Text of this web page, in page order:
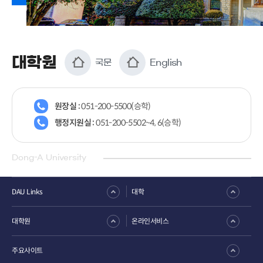
대학원 국문 English
원장실 :051-200-5500(승학)
행정지원실 :051-200-5502~4, 6(승학)
Dong-A University
DAU Links 대학
대학원 온라인서비스
주요사이트